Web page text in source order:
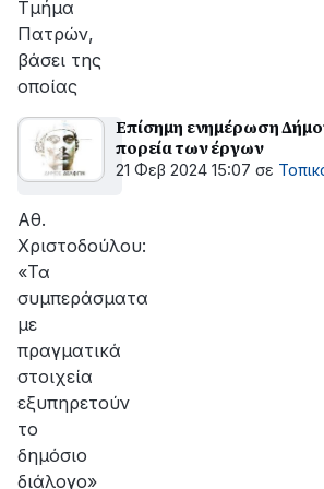
Τμήμα
Πατρών,
βάσει της
οποίας
Επίσημη ενημέρωση
πορεία των έργων
21 Φεβ 2024 15:07 σε
Αθ.
Χριστοδούλου:
«Τα
συμπεράσματα
με
πραγματικά
στοιχεία
εξυπηρετούν
το
δημόσιο
διάλογο»